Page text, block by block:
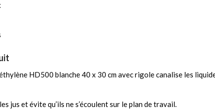
HD500 blanche 40 x 30 cm avec rigole canalise les
jus et évite qu’ils ne s’écoulent sur le plan de travail.